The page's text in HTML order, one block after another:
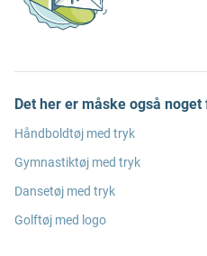
Det her er måske også noget
Håndboldtøj med tryk
Gymnastiktøj med tryk
Dansetøj med tryk
Golftøj med logo